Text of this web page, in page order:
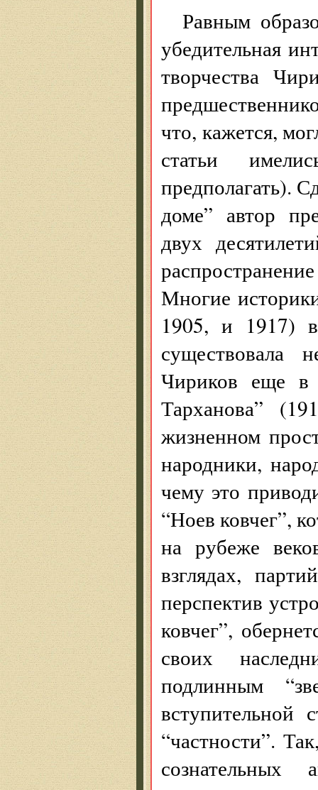
Равным
убедительная
творчества
что, кажется,
статьи
предполагать).
доме” автор
двух
Многие
1905, и 1917)
существовала
Чириков еще в
Тарханова”
жизненном
народники,
чему это
“Ноев ковчег”,
на рубеже
взглядах,
перспектив
ковчег”,
своих
подлинным
вступительной
“частности”.
сознательных